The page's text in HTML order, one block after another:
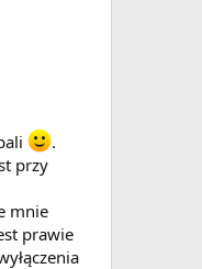
.
przy
mnie
prawie